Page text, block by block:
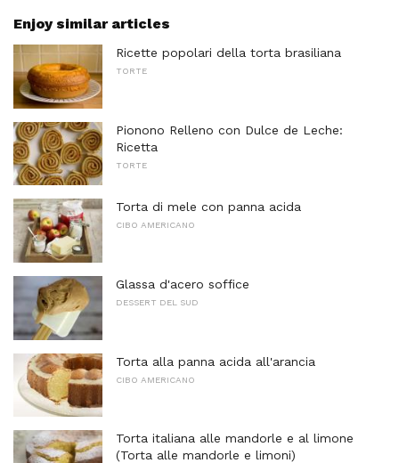
Enjoy similar articles
Ricette popolari della torta brasiliana
TORTE
Pionono Relleno con Dulce de Leche:
Ricetta
TORTE
Torta di mele con panna acida
CIBO AMERICANO
Glassa d'acero soffice
DESSERT DEL SUD
Torta alla panna acida all'arancia
CIBO AMERICANO
Torta italiana alle mandorle e al limone
(Torta alle mandorle e limoni)